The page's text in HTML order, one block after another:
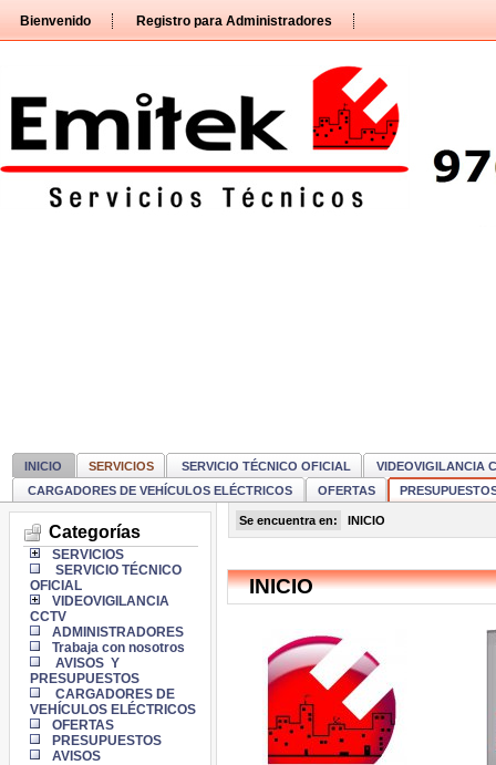
directamente
Bienvenido Registro para Administradores
INICIO SERVICIOS SERVICIO TÉCNICO OFICIAL
VIDEOVIGILANCIA
CARGADORES DE VEHÍCULOS ELÉCTRICOS
OFERTAS
Categorías
SERVICIOS
SERVICIO TÉCNICO
OFICIAL
VIDEOVIGILANCIA
CCTV
ADMINISTRADORES
Trabaja con nosotros
AVISOS Y
PRESUPUESTOS
CARGADORES DE
VEHÍCULOS ELÉCTRICOS
OFERTAS
PRESUPUESTOS
AVISOS
Se encuentra en: INICIO
INICIO